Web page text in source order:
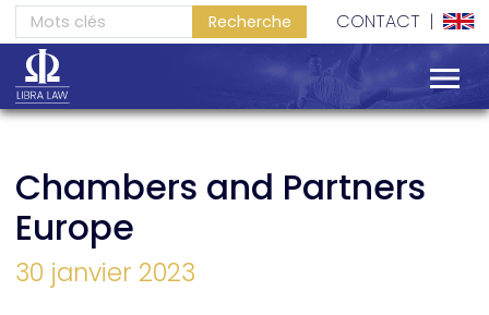
CONTACT |
EXPERIENCE
Chambers and Partners
Europe
30 janvier 2023